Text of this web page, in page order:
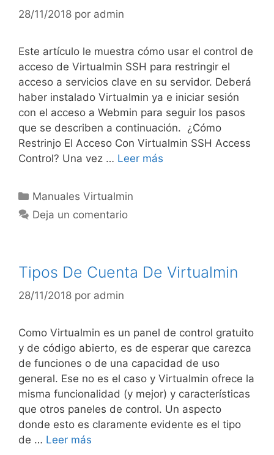
28/11/2018 por admin
Este artículo le muestra cómo usar el control de
acceso de Virtualmin SSH para restringir el
acceso a servicios clave en su servidor. Deberá
haber instalado Virtualmin ya e iniciar sesión
con el acceso a Webmin para seguir los pasos
que se describen a continuación. ¿Cómo
Restrinjo El Acceso Con Virtualmin SSH Access
Control? Una vez … Leer más
Manuales Virtualmin
Deja un comentario
Tipos De Cuenta De Virtualmin
28/11/2018 por admin
Como Virtualmin es un panel de control gratuito
y de código abierto, es de esperar que carezca
de funciones o de una capacidad de uso
general. Ese no es el caso y Virtualmin ofrece la
misma funcionalidad (y mejor) y características
que otros paneles de control. Un aspecto
donde esto es claramente evidente es el tipo
de … Leer más